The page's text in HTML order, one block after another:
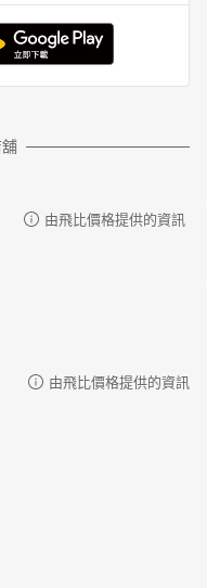
由飛比價格提供的資訊
由飛比價格提供的資訊